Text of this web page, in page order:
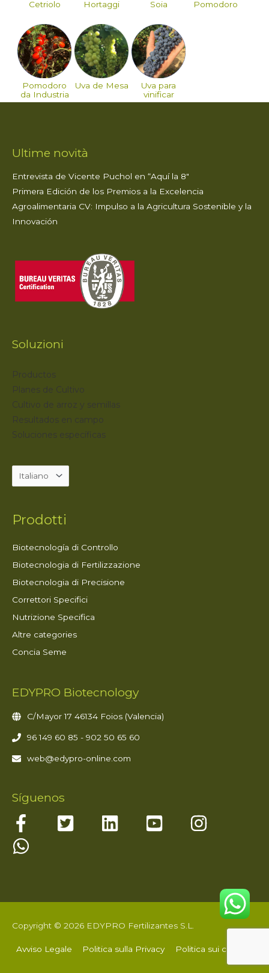
Cetriolo Hortaggi Soia Pomodoro
Pomodoro
da Industria
Uva de Mesa
Uva para
vinificar
Ultime novità
Entrevista de Vicente Puchol en “Aquí la 8″
Primera Edición de los Premios a la Excelencia
Agroalimentaria CV: Impulso a la Agricultura Sostenible y la
Innovación
Soluzioni
Productos
Planes de Cultivo
Cultivo de arroz y semillas
Resultados en campo
Soluciones específicas
Prodotti
Biotecnología di Controllo
Biotecnologia di Fertilizzazione
Biotecnologia di Precisione
Correttori Specifici
Nutrizione Specifica
Altre categories
Concia Seme
EDYPRO Biotecnology
C/Mayor 17 46134 Foios (Valencia)
96 149 60 85 - 902 50 65 60
web@edypro-online.com
Síguenos
Copyright © 2026 EDYPRO Fertilizantes S.L.
Avviso Legale Politica sulla Privacy Politica sui cookie